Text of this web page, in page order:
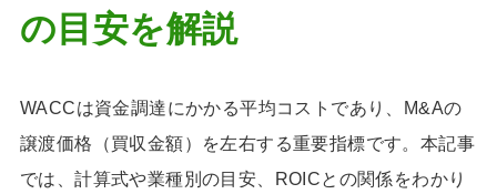
の目安を解説
WACCは資金調達にかかる平均コストであり、M&Aの
譲渡価格（買収金額）を左右する重要指標です。本記事
では、計算式や業種別の目安、ROICとの関係をわかり